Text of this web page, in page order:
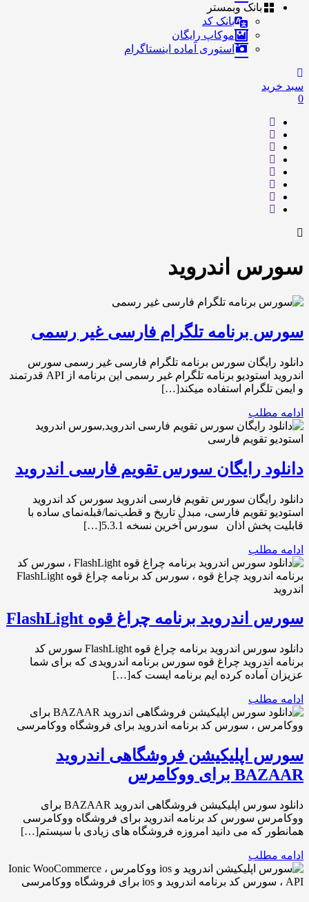
بانک وبمستر
بانک کد
موکاپ رایگان
استوری آماده اینستاگرام
سبد خرید
0
سورس اندروید
سورس برنامه تلگرام فارسی غیر رسمی
دانلود رایگان سورس برنامه تلگرام فارسی غیر رسمی سورس
اندروید استودیو برنامه تلگرام غیر رسمی این برنامه از API قدرتمند
و ایمن تلگرام استفاده میکند[…]
ادامه مطلب
دانلود رایگان سورس تقویم فارسی اندروید
دانلود رایگان سورس تقویم فارسی اندروید سورس کد اندروید
استودیو تقویم فارسی، مبدل تاریخ و قطب‌نما/قبله‌نمای ساده با
قابلیت پخش اذان سورس آخرین نسخه 5.3.1[…]
ادامه مطلب
سورس اندروید برنامه چراغ قوه FlashLight
دانلود سورس اندروید برنامه چراغ قوه FlashLight سورس کد
برنامه اندروید چراغ قوه سورس برنامه اندرویدی که برای شما
عزیزان آماده کرده ایم برنامه ایست که[…]
ادامه مطلب
سورس اپلیکیشن فروشگاهی اندروید
BAZAAR برای ووکامرس
دانلود سورس اپلیکیشن فروشگاهی اندروید BAZAAR برای
ووکامرس سورس کد برنامه اندروید برای فروشگاه ووکامرسی
همانطور که می دانید امروزه فروشگاه های زیادی با سیستم[…]
ادامه مطلب